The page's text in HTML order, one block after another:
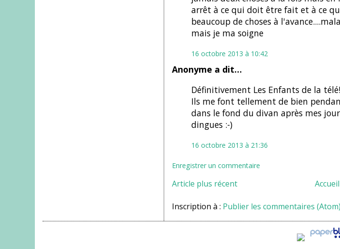
arrêt à ce qui doit être fait et à ce
beaucoup de choses à
mais je ma soigne
16 octobre 2013 à 10:42
Anonyme a dit…
Définitivement Les Enfants de la
Ils me font tellement de bien
dans le fond du divan après mes
dingues :-)
16 octobre 2013 à 21:36
Enregistrer un commentaire
Article plus récent Accueil
Inscription à : Publier les commentaires (Atom)